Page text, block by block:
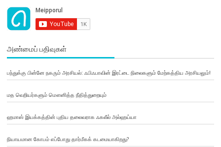
அண்மைப் பதிவுகள்
பந்துக்கு பின்னே நகரும் அரசியல்: ஃபிஃபாவின் இரட்டை நிலைகளும் மேற்கத்திய அரசியலும்!
மத வெறியர்களும் மௌனித்த நீதித்துறையும்
ஹமாஸ் இயக்கத்தின் புதிய தலைவராக ஃகலீல் அல்ஹய்யா
நியாயமான கோபம் எப்போது தார்மீகக் கடமையாகிறது?